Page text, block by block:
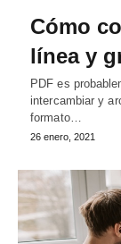
Cómo
línea y
PDF es
intercambiar y
formato…
26 enero, 2021